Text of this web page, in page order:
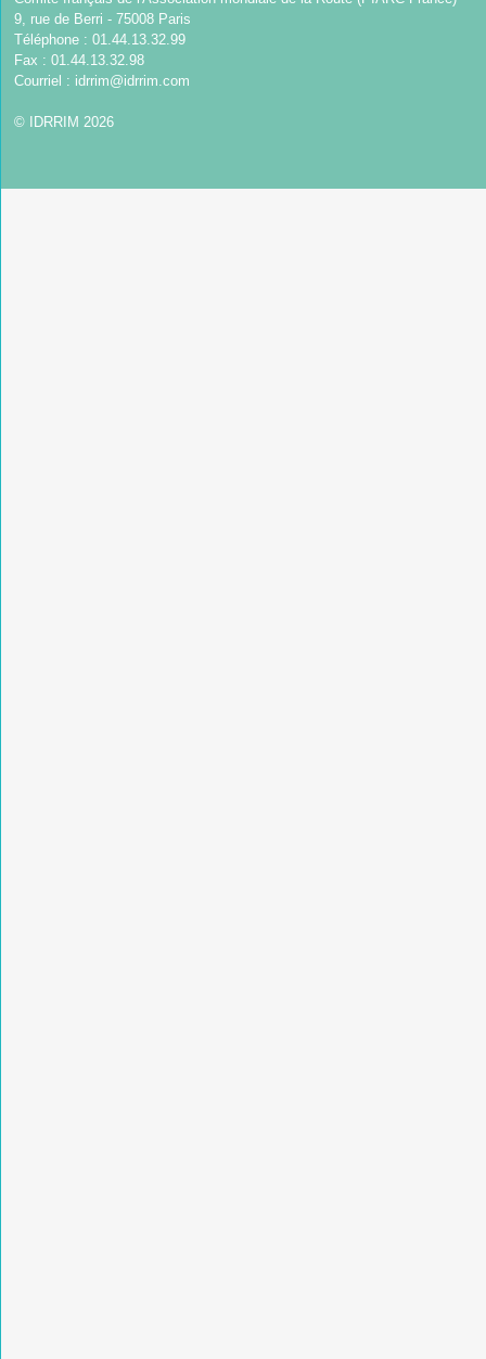
9, rue de Berri - 75008 Paris
Téléphone : 01.44.13.32.99
Fax : 01.44.13.32.98
Courriel : idrrim@idrrim.com
© IDRRIM 2026